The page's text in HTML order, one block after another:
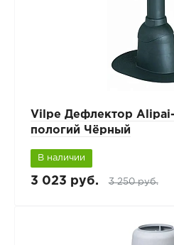
Vilpe Дефлектор
пологий Чёрный
В наличии
3 023 руб. 3 250 руб.